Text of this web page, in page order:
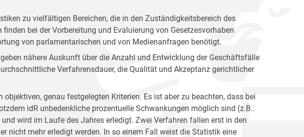
zu vielfältigen Bereichen, die in den Zuständigkeitsbereich des
bei der Vorbereitung und Evaluierung von Gesetzesvorhaben
von parlamentarischen und von Medienanfragen benötigt.
nähere Auskunft über die Anzahl und Entwicklung der Geschäftsfälle
Verfahrensdauer, die Qualität und Akzeptanz gerichtlicher
genau festgelegten Kriterien. Es ist aber zu beachten, dass bei
idR unbedenkliche prozentuelle Schwankungen möglich sind (z.B.:
wird im Laufe des Jahres erledigt. Zwei Verfahren fallen erst in den
nicht mehr erledigt werden. In so einem Fall weist die Statistik eine